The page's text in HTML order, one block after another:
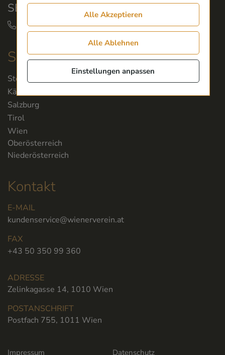
SERVICEHOTLINE:
+43 50 350 360
Kontakt
E-MAIL
kundenservice@wienerverein.at
FAX
+43 50 350 99 360
ADRESSE
Zelinkagasse 14, 1010 Wien
POSTANSCHRIFT
Postfach 755, 1011 Wien
Servicestellen
Steiermark
Kärnten
Salzburg
Tirol
Wien
Oberösterreich
Niederösterreich
Impressum Datenschutz
Einstellungen anpassen
Alle Ablehnen
Alle Akzeptieren